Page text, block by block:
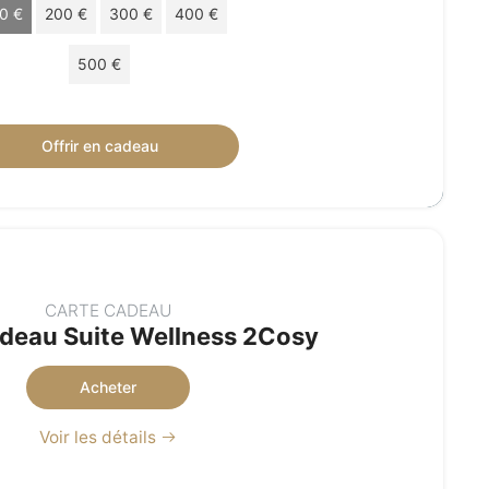
€ 200 € 300 € 400 €
500 €
Offrir en cadeau
CARTE CADEAU
Suite Wellness 2Cosy
Acheter
Voir les détails